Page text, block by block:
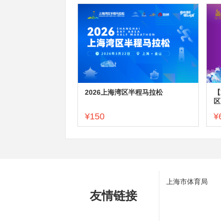
2026上海湾区半程马拉松
¥150
友情链接
上海市体育局